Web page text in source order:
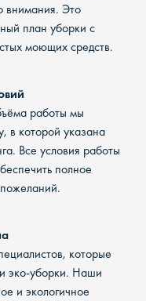
внимания. Это
план уборки с
моющих средств.
работы мы
в которой указана
Все условия работы
полное
которые
эко-уборки. Наши
и экологичное